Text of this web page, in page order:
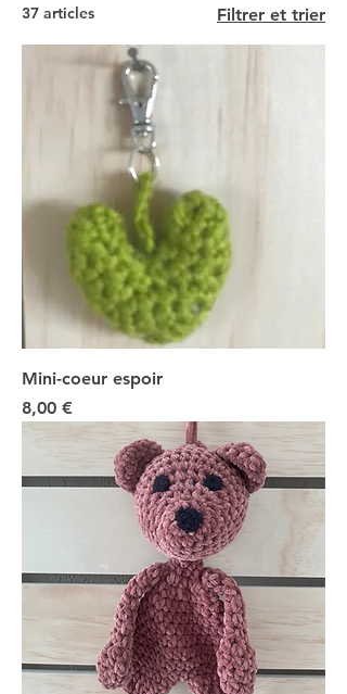
37 articles Filtrer et trier
Mini-coeur espoir
Prix
8,00 €